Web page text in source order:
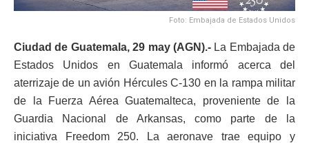
Foto: Embajada de Estados Unidos
Ciudad de Guatemala, 29 may (AGN).- La Embajada de
Estados Unidos en Guatemala informó acerca del
aterrizaje de un avión Hércules C-130 en la rampa militar
de la Fuerza Aérea Guatemalteca, proveniente de la
Guardia Nacional de Arkansas, como parte de la
iniciativa
Freedom 250. La aeronave trae equipo y